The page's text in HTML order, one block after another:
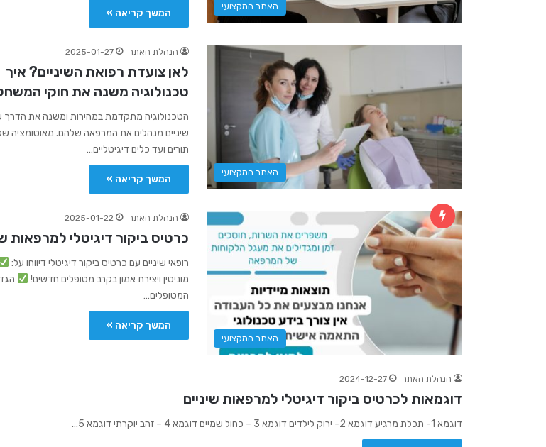
האתר המקצועי
המשך קריאה »
האתר המקצועי
הנהלת האתר 2025-01-27
לאן צועדת רפואת השיניים? איך
טכנולוגיה משנה את חוקי
הטכנולוגיה מתקדמת במהירות ומשנה את הדרך
שיניים מנהלים את המרפאה שלהם. מאוטומציה
תורים ועד כלים דיגיטליים…
המשך קריאה »
האתר המקצועי
הנהלת האתר 2025-01-22
כרטיס ביקור דיגיטלי למרפאות
רופאי שיניים עם כרטיס ביקור דיגיטלי דיווחו על:
מוניטין ויצירת אמון בקרב מטופלים חדשים!
המטופלים…
המשך קריאה »
הנהלת האתר 2024-12-27
דוגמאות לכרטיס ביקור דיגיטלי למרפאות שיניים
דוגמא 1- תכלת מרגיע דוגמא 2- ירוק לילדים דוגמא 3 – כחול שמיים דוגמא 4 – זהב יוקרתי דוגמא 5…